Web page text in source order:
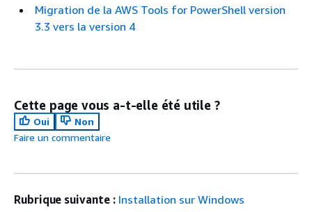
Migration de la AWS Tools for PowerShell version
3.3 vers la version 4
Cette page vous a-t-elle été utile ?
Oui
Non
Faire un commentaire
Rubrique suivante : Installation sur Windows